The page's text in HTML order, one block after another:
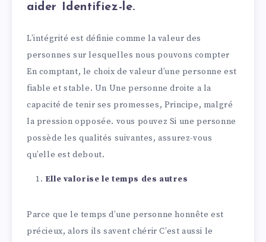
aider Identifiez-le.
L’intégrité est définie comme la valeur des
personnes sur lesquelles nous pouvons compter
En comptant, le choix de valeur d’une personne est
fiable et stable. Un Une personne droite a la
capacité de tenir ses promesses, Principe, malgré
la pression opposée. vous pouvez Si une personne
possède les qualités suivantes, assurez-vous
qu’elle est debout.
Elle valorise le temps des autres
Parce que le temps d’une personne honnête est
précieux, alors ils savent chérir C’est aussi le